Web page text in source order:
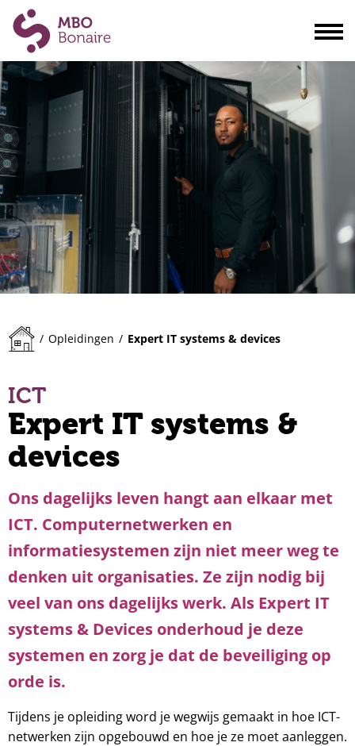
Opleidingen
Scholieren
Volwassenen
Bedrijven
Ouders
Blogs & actualiteiten
Praktisch
Organisatie
/ Opleidingen / Expert IT systems & devices
ICT
Expert IT systems &
devices
Ons dagelijks leven hangt aan elkaar met
ICT. Computernetwerken en
informatiesystemen zijn niet meer weg te
denken uit organisaties. Ze zijn nodig bij
veel van ons dagelijks werk. Als Expert IT
systems & Devices onderhoud je deze
systemen en zorg je dat de beveiliging op
orde is.
Tijdens je opleiding word je wegwijs gemaakt in hoe ICT-
netwerken zijn opgebouwd en hoe je ze moet aanleggen.